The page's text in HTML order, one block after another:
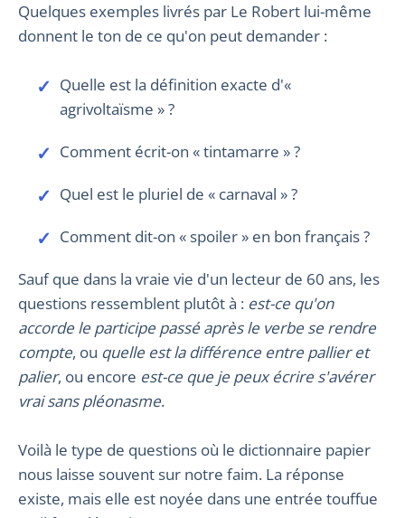
Quelques exemples livrés par Le Robert lui-même
donnent le ton de ce qu'on peut demander :
Quelle est la définition exacte d'«
agrivoltaïsme » ?
Comment écrit-on « tintamarre » ?
Quel est le pluriel de « carnaval » ?
Comment dit-on « spoiler » en bon français ?
Sauf que dans la vraie vie d'un lecteur de 60 ans, les
questions ressemblent plutôt à : est-ce qu'on
accorde le participe passé après le verbe se rendre
compte, ou quelle est la différence entre pallier et
palier, ou encore est-ce que je peux écrire s'avérer
vrai sans pléonasme.
Voilà le type de questions où le dictionnaire papier
nous laisse souvent sur notre faim. La réponse
existe, mais elle est noyée dans une entrée touffue